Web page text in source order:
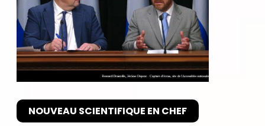
NOUVEAU SCIENTIFIQUE EN CHEF